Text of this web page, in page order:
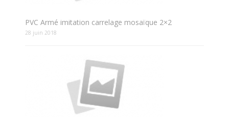
PVC Armé imitation carrelage mosaïque 2×2
28 juin 2018